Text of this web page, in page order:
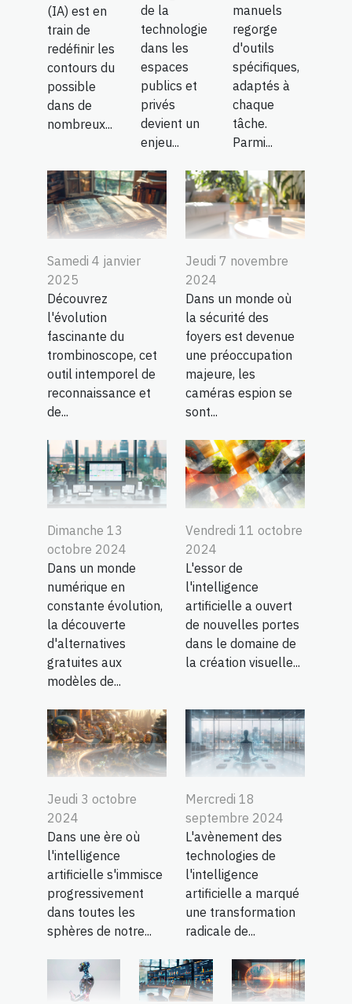
(IA) est en
train de
redéfinir les
contours du
possible
dans de
nombreux...
de la
technologie
dans les
espaces
publics et
privés
devient un
enjeu...
manuels
regorge
d'outils
spécifiques,
adaptés à
chaque
tâche.
Parmi...
Samedi 4 janvier
2025
Découvrez
l'évolution
fascinante du
trombinoscope, cet
outil intemporel de
reconnaissance et
de...
Jeudi 7 novembre
2024
Dans un monde où
la sécurité des
foyers est devenue
une préoccupation
majeure, les
caméras espion se
sont...
Dimanche 13
octobre 2024
Dans un monde
numérique en
constante évolution,
la découverte
d'alternatives
gratuites aux
modèles de...
Vendredi 11 octobre
2024
L'essor de
l'intelligence
artificielle a ouvert
de nouvelles portes
dans le domaine de
la création visuelle...
Jeudi 3 octobre
2024
Dans une ère où
l'intelligence
artificielle s'immisce
progressivement
dans toutes les
sphères de notre...
Mercredi 18
septembre 2024
L'avènement des
technologies de
l'intelligence
artificielle a marqué
une transformation
radicale de...